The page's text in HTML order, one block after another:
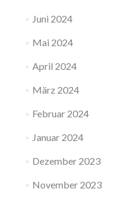
Juni 2024
Mai 2024
April 2024
März 2024
Februar 2024
Januar 2024
Dezember 2023
November 2023